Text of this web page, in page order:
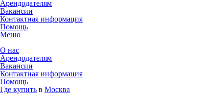
Арендодателям
Вакансии
Контактная информация
Помощь
Меню
О нас
Арендодателям
Вакансии
Контактная информация
Помощь
Где купить в Москва